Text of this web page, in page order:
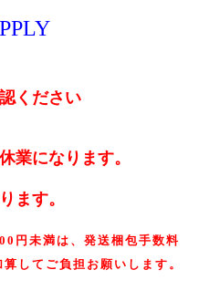
ください
業になります。
ます。
円未満は、発送梱包手数料
してご負担お願いします。